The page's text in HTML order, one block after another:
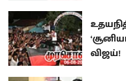
விஜய்!